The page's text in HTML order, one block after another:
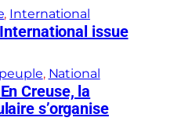
, International
issue
, National
Creuse, la
s’organise